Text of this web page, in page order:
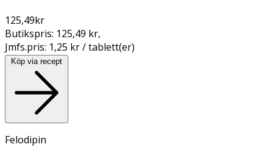
125,49kr
Butikspris: 125,49 kr,
Jmfs.pris: 1,25 kr / tablett(er)
Köp via recept
Felodipin